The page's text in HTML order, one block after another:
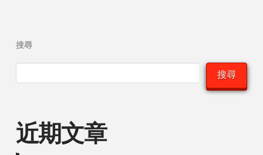
搜尋
搜尋
近期文章